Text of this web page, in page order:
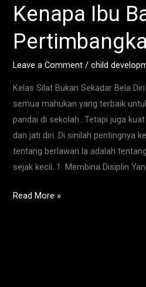
Kenapa Ibu
Leave a Comment /child
Kelas Silat Bukan Sekadar Bela
semua mahukan yang terbaik
pandai di sekolah…Tetapi juga
dan jati diri. Di sinilah pentingnya
tentang berlawan.Ia adalah
sejak kecil. 1. Membina Disiplin
di
Mahkota
Hills:
Kenapa
Bapa
Wajib
Pertimbangkan?
Read More »